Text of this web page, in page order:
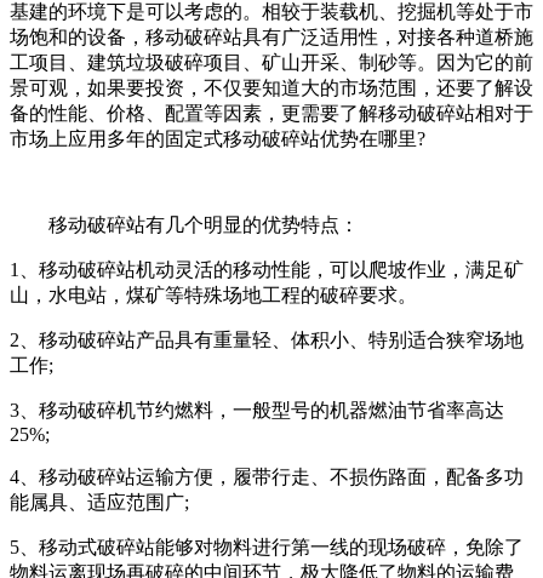
基建的环境下是可以考虑的。相较于装载机、挖掘机等处于市
场饱和的设备，移动破碎站具有广泛适用性，对接各种道桥施
工项目、建筑垃圾破碎项目、矿山开采、制砂等。因为它的前
景可观，如果要投资，不仅要知道大的市场范围，还要了解设
备的性能、价格、配置等因素，更需要了解移动破碎站相对于
市场上应用多年的固定式移动破碎站优势在哪里?
移动破碎站有几个明显的优势特点：
1、移动破碎站机动灵活的移动性能，可以爬坡作业，满足矿
山，水电站，煤矿等特殊场地工程的破碎要求。
2、移动破碎站产品具有重量轻、体积小、特别适合狭窄场地
工作;
3、移动破碎机节约燃料，一般型号的机器燃油节省率高达
25%;
4、移动破碎站运输方便，履带行走、不损伤路面，配备多功
能属具、适应范围广;
5、移动式破碎站能够对物料进行第一线的现场破碎，免除了
物料运离现场再破碎的中间环节，极大降低了物料的运输费